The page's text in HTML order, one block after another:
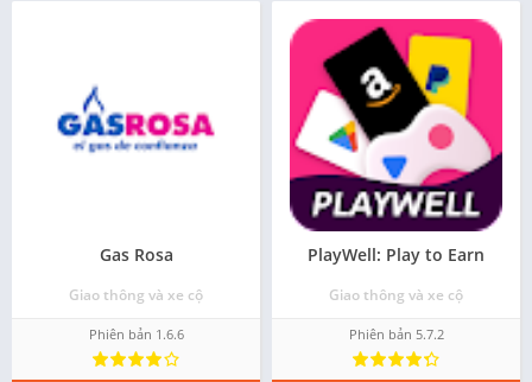
Gas Rosa
Giao thông và xe cộ
Phiên bản 1.6.6
PlayWell: Play to Earn
Giao thông và xe cộ
Phiên bản 5.7.2